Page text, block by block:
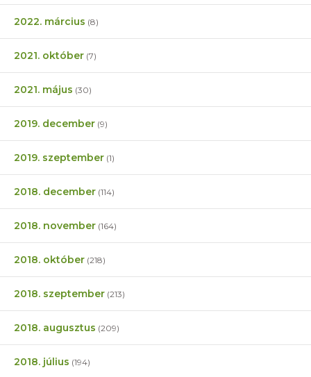
2022. március (8)
2021. október (7)
2021. május (30)
2019. december (9)
2019. szeptember (1)
2018. december (114)
2018. november (164)
2018. október (218)
2018. szeptember (213)
2018. augusztus (209)
2018. július (194)